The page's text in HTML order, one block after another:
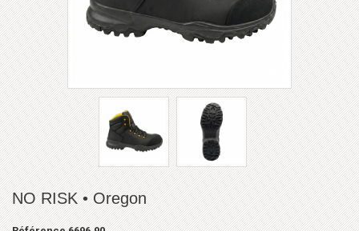
NO RISK • Oregon